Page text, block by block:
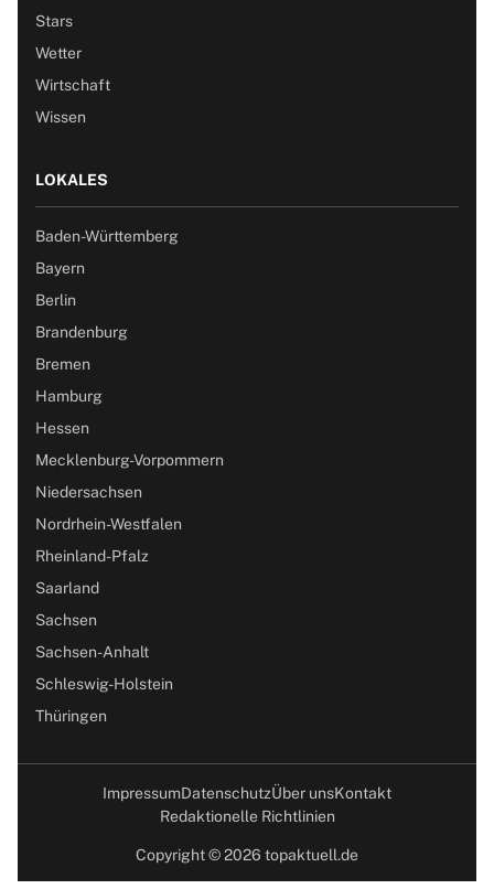
Stars
Wetter
Wirtschaft
Wissen
LOKALES
Baden-Württemberg
Bayern
Berlin
Brandenburg
Bremen
Hamburg
Hessen
Mecklenburg-Vorpommern
Niedersachsen
Nordrhein-Westfalen
Rheinland-Pfalz
Saarland
Sachsen
Sachsen-Anhalt
Schleswig-Holstein
Thüringen
ImpressumDatenschutzÜber unsKontakt
Redaktionelle Richtlinien
Copyright © 2026 topaktuell.de